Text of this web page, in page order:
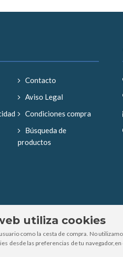
Contacto
Aviso Legal
Condiciones compra
Búsqueda de
productos
utiliza cookies
como la cesta de compra. No
desde las preferencias de tu